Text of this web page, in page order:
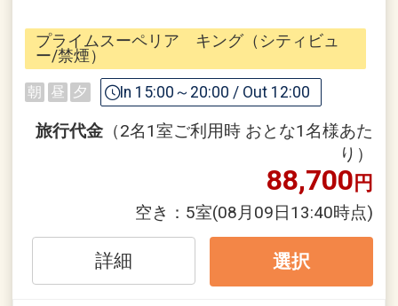
・冠木門閉門
・無料シャトルバス縮小
・レストランの規模縮小
・インルームダイニング7～23時のみの
ご提供
・スイートルーム以外でのプライベート
※「スパ利用付き」プラン以外でご予約
の場合ご利用いただけないことがござい
※今後も変更する場合がございます。詳
プライムスーペリア キング（シティビュ
ー/禁煙）
朝 昼 夕 In 15:00～20:00 / Out 12:00
旅行代金 （2名1室ご利用時 おとな1名様あた
り）
88,700円
空き： 5室(08月09日13:40時点)
詳細 選択